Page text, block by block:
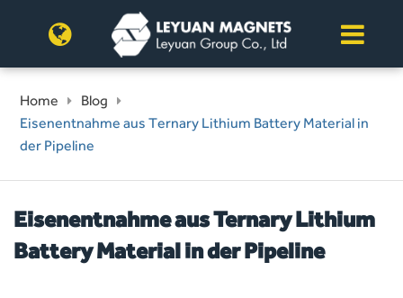
Home
Blog
Eisenentnahme aus Ternary Lithium Battery Material in
der Pipeline
Eisenentnahme aus Ternary Lithium
Battery Material in der Pipeline